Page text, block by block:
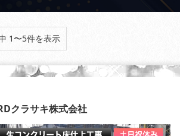
1〜5件を表示
クラサキ株式会社